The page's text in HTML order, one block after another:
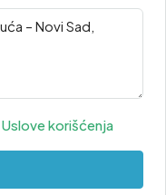
Uslove korišćenja